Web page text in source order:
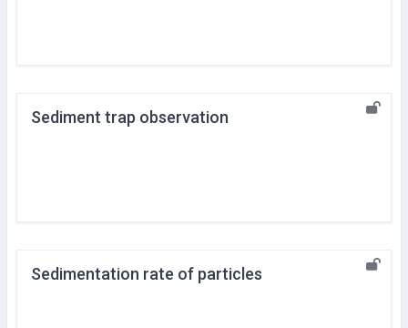
Sediment trap observation
Sedimentation rate of particles